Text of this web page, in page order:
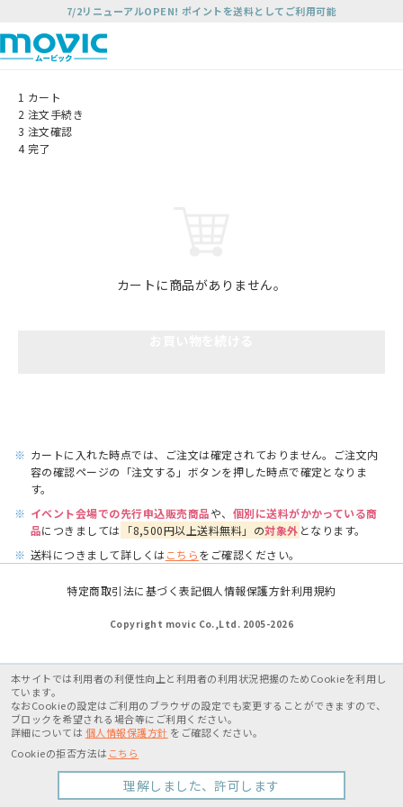
7/2リニューアルOPEN! ポイントを送料としてご利用可能
1 カート
2 注文手続き
3 注文確認
4 完了
カートに商品がありません。
※ カートに入れた時点では、ご注文は確定されておりません。ご注文内
容の確認ページの「注文する」ボタンを押した時点で確定となりま
す。
※ イベント会場での先行申込販売商品や、 個別に送料がかかっている商
品につきましては 「8,500円以上送料無料」の対象外 となります。
※ 送料につきまして詳しくはこちらをご確認ください。
特定商取引法に基づく表記個人情報保護方針利用規約
Copyright movic Co.,Ltd. 2005-2026
本サイトでは利用者の利便性向上と利用者の利用状況把握のためCookieを利用し
ています。
なおCookieの設定はご利用のブラウザの設定でも変更することができますので、
ブロックを希望される場合等にご利用ください。
詳細については 個人情報保護方針 をご確認ください。
Cookieの拒否方法は こちら
理解しました、許可します